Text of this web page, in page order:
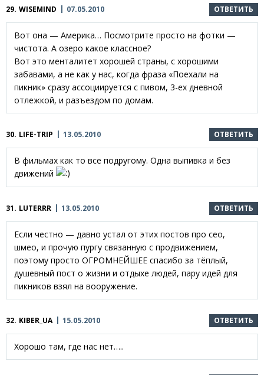
29. WISEMIND 07.05.2010 ОТВЕТИТЬ
Вот она — Америка… Посмотрите просто на фотки —
чистота. А озеро какое классное?
Вот это менталитет хорошей страны, с хорошими
забавами, а не как у нас, когда фраза «Поехали на
пикник» сразу ассоциируется с пивом, 3-ех дневной
отлежкой, и разъездом по домам.
30. LIFE-TRIP 13.05.2010 ОТВЕТИТЬ
В фильмах как то все подругому. Одна выпивка и без
движений
31. LUTERRR 13.05.2010 ОТВЕТИТЬ
Если честно — давно устал от этих постов про сео,
шмео, и прочую пургу связанную с продвижением,
поэтому просто ОГРОМНЕЙШЕЕ спасибо за тёплый,
душевный пост о жизни и отдыхе людей, пару идей для
пикников взял на вооружение.
32. KIBER_UA 15.05.2010 ОТВЕТИТЬ
Хорошо там, где нас нет…..